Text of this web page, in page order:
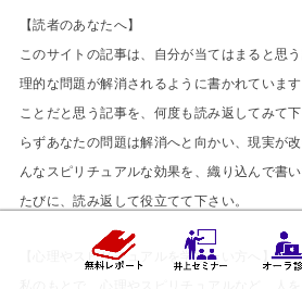
【読者のあなたへ】
このサイトの記事は、自分が当てはまると思
理的な問題が解消されるように書かれていま
ことだと思う記事を、何度も読み返してみて
らずあなたの問題は解消へと向かい、現実が
んなスピリチュアルな効果を、織り込んで書
たびに、読み返して役立てて下さい。
【心理やスピリチュアルを学びたい方へ】